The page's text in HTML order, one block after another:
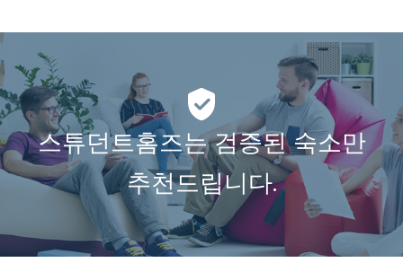
스튜던트홈즈는 검증된 숙소만
추천드립니다.